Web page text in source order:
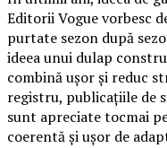
Editorii Vogue vorbesc
purtate sezon după
ideea unui dulap
combină ușor și reduc
registru, publicațiile de
sunt apreciate tocmai
coerentă și ușor de